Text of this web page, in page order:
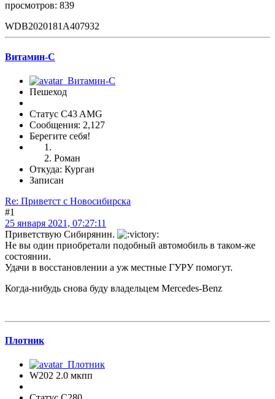
просмотров: 839
WDB2020181A407932
Витамин-С
Пешеход
Статус C43 AMG
Сообщения: 2,127
Берегите себя!
Роман
Откуда: Курган
Записан
Re: Приветст с Новосибирска
#1
25 января 2021, 07:27:11
Приветствую Сибирянин.
Не вы один приобретали подобный автомобиль в таком-же
состоянии.
Удачи в восстановлении а уж местные ГУРУ помогут.
Когда-нибудь снова буду владельцем Mercedes-Benz
Плотник
W202 2.0 мкпп